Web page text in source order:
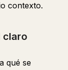
contexto.
claro
qué se